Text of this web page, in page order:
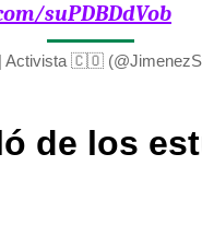
suPDBDdVob
Activista 🇨🇴
de los